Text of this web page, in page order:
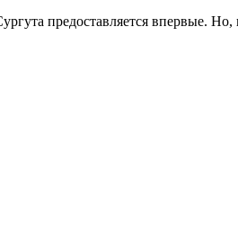
предоставляется впервые. Но,